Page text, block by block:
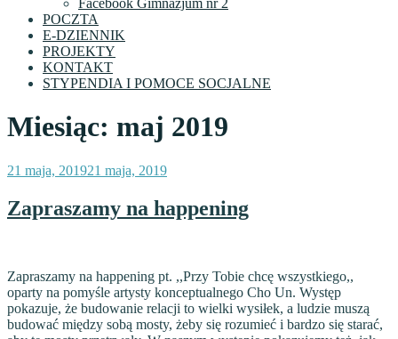
Facebook Gimnazjum nr 2
POCZTA
E-DZIENNIK
PROJEKTY
KONTAKT
STYPENDIA I POMOCE SOCJALNE
Miesiąc: maj 2019
Opublikowane
21 maja, 201921 maja, 2019
Zapraszamy na happening
Zapraszamy na happening pt. ,,Przy Tobie chcę wszystkiego,,
oparty na pomyśle artysty konceptualnego Cho Un. Występ
pokazuje, że budowanie relacji to wielki wysiłek, a ludzie muszą
budować między sobą mosty, żeby się rozumieć i bardzo się starać,